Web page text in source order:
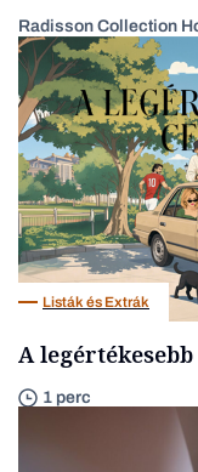
Radisson Collection
Listák és Extrák
A
1 perc